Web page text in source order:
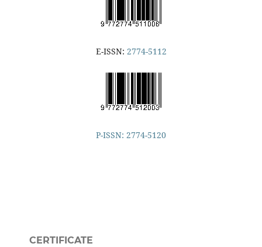
E-ISSN: 2774-5112
P-ISSN: 2774-5120
CERTIFICATE